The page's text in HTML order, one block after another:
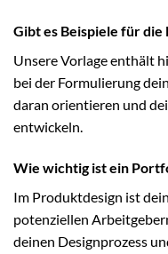
Gibt es Beispiele für
Unsere Vorlage enthält
bei der Formulierung
daran orientieren und
entwickeln.
Wie wichtig ist ein
Im Produktdesign ist
potenziellen
deinen Designprozess